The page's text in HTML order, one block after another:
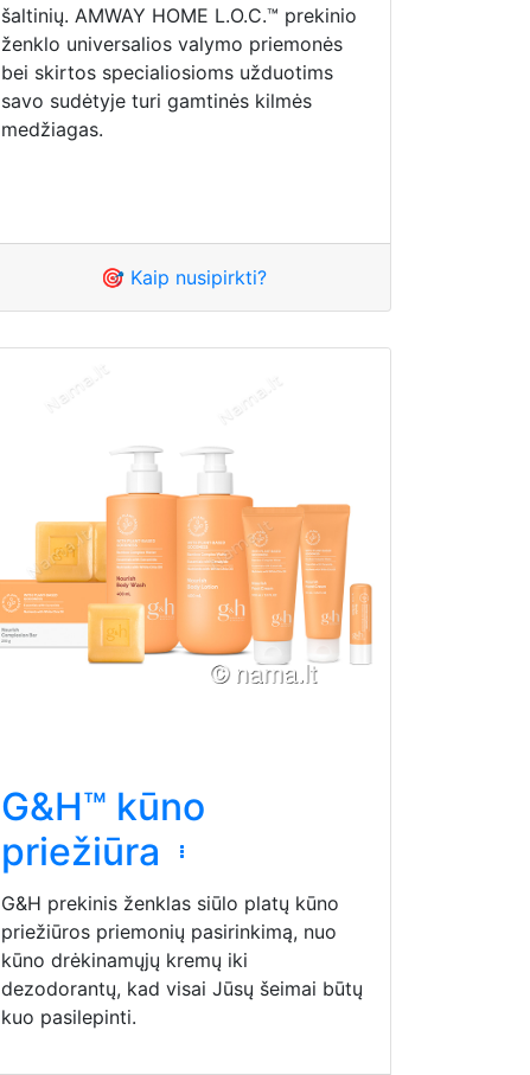
šaltinių. AMWAY HOME L.O.C.™ prekinio
ženklo universalios valymo priemonės
bei skirtos specialiosioms užduotims
savo sudėtyje turi gamtinės kilmės
medžiagas.
🎯 Kaip nusipirkti?
G&H™ kūno
priežiūra
G&H prekinis ženklas siūlo platų kūno
priežiūros priemonių pasirinkimą, nuo
kūno drėkinamųjų kremų iki
dezodorantų, kad visai Jūsų šeimai būtų
kuo pasilepinti.